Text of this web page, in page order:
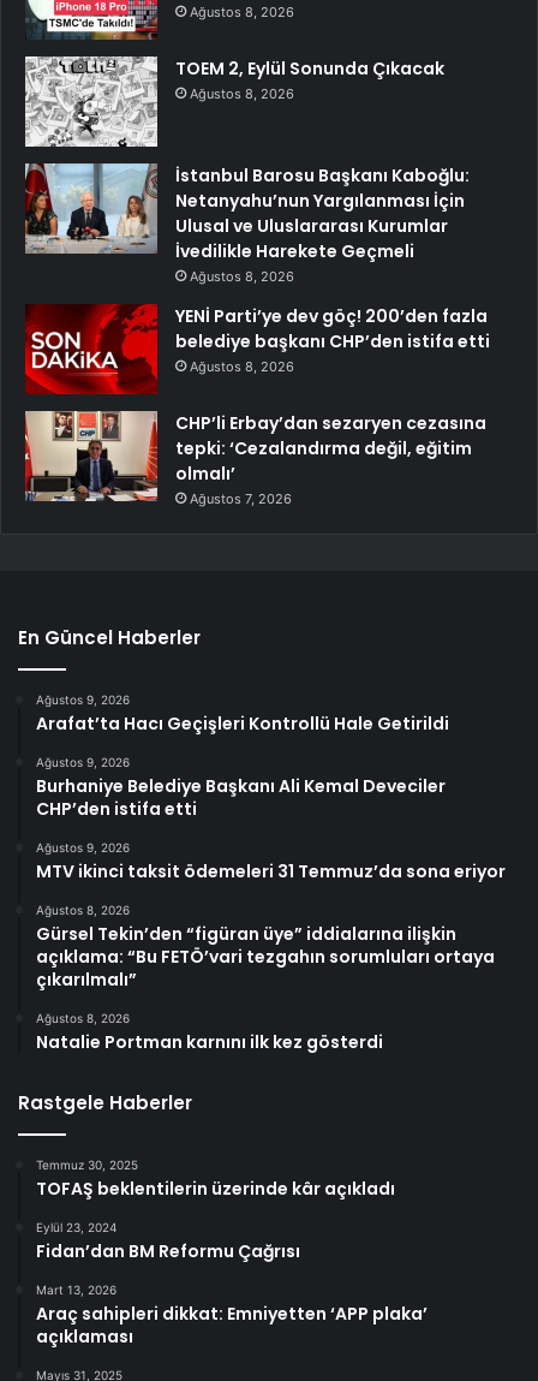
Ağustos 8, 2026
TOEM 2, Eylül Sonunda Çıkacak
Ağustos 8, 2026
İstanbul Barosu Başkanı Kaboğlu:
Netanyahu’nun Yargılanması İçin
Ulusal ve Uluslararası Kurumlar
İvedilikle Harekete Geçmeli
Ağustos 8, 2026
YENİ Parti’ye dev göç! 200’den fazla
belediye başkanı CHP’den istifa etti
Ağustos 8, 2026
CHP’li Erbay’dan sezaryen cezasına
tepki: ‘Cezalandırma değil, eğitim
olmalı’
Ağustos 7, 2026
En Güncel Haberler
Ağustos 9, 2026
Arafat’ta Hacı Geçişleri Kontrollü Hale Getirildi
Ağustos 9, 2026
Burhaniye Belediye Başkanı Ali Kemal Deveciler
CHP’den istifa etti
Ağustos 9, 2026
MTV ikinci taksit ödemeleri 31 Temmuz’da sona eriyor
Ağustos 8, 2026
Gürsel Tekin’den “figüran üye” iddialarına ilişkin
açıklama: “Bu FETÖ’vari tezgahın sorumluları ortaya
çıkarılmalı”
Ağustos 8, 2026
Natalie Portman karnını ilk kez gösterdi
Rastgele Haberler
Temmuz 30, 2025
TOFAŞ beklentilerin üzerinde kâr açıkladı
Eylül 23, 2024
Fidan’dan BM Reformu Çağrısı
Mart 13, 2026
Araç sahipleri dikkat: Emniyetten ‘APP plaka’
açıklaması
Mayıs 31, 2025